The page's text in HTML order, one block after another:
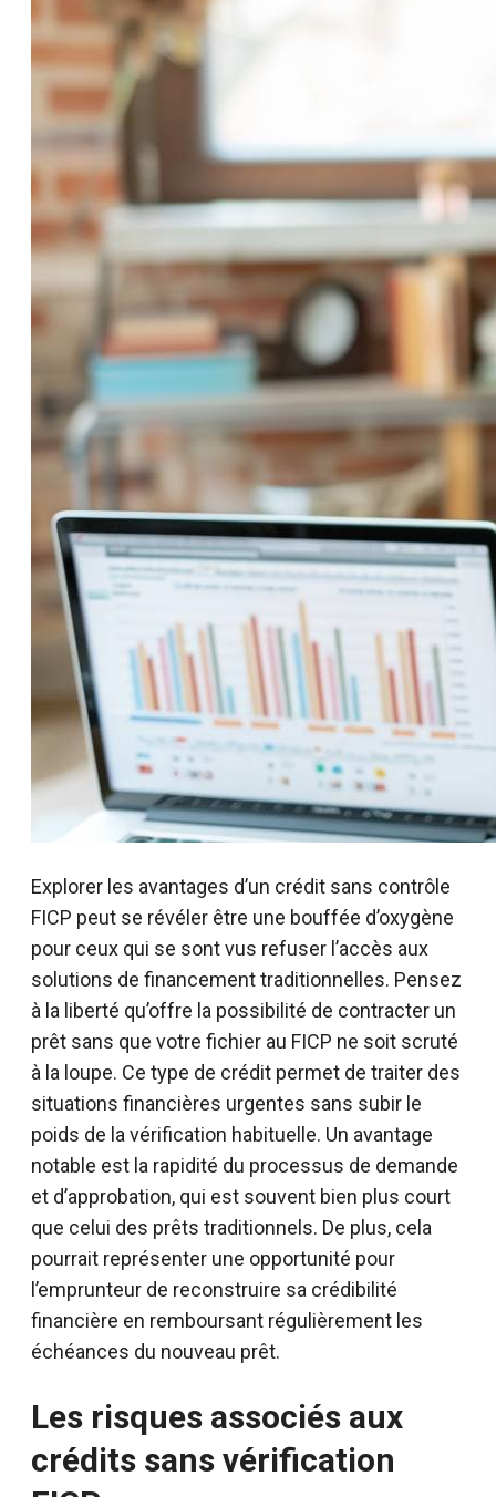
Explorer les avantages d’un crédit sans contrôle
FICP peut se révéler être une bouffée d’oxygène
pour ceux qui se sont vus refuser l’accès aux
solutions de financement traditionnelles. Pensez
à la liberté qu’offre la possibilité de contracter un
prêt sans que votre fichier au FICP ne soit scruté
à la loupe. Ce type de crédit permet de traiter des
situations financières urgentes sans subir le
poids de la vérification habituelle. Un avantage
notable est la rapidité du processus de demande
et d’approbation, qui est souvent bien plus court
que celui des prêts traditionnels. De plus, cela
pourrait représenter une opportunité pour
l’emprunteur de reconstruire sa crédibilité
financière en remboursant régulièrement les
échéances du nouveau prêt.
Les risques associés aux
crédits sans vérification